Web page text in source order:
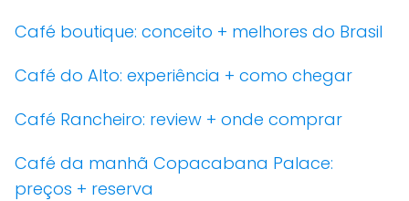
Café boutique: conceito + melhores do Brasil
Café do Alto: experiência + como chegar
Café Rancheiro: review + onde comprar
Café da manhã Copacabana Palace:
preços + reserva